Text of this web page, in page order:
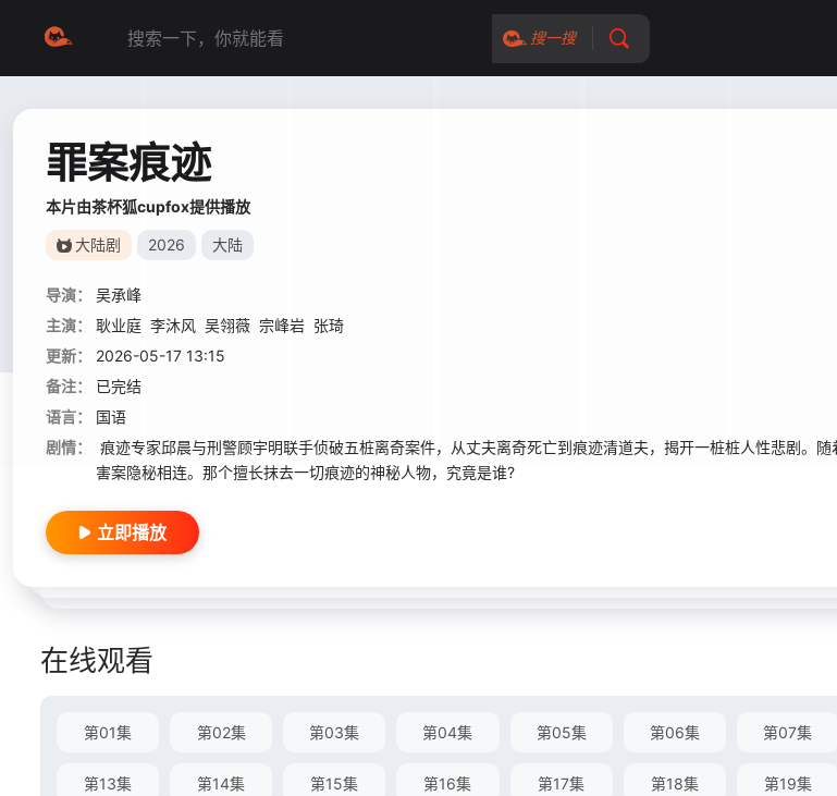
搜一搜
罪案痕迹
本片由茶杯狐cupfox提供播放
大陆剧 2026 大陆
导演：
吴承峰
主演：
耿业庭 李沐风 吴翎薇 宗峰岩 张琦
更新：
2026-05-17 13:15
备注：
已完结
语言：
国语
剧情：
痕迹专家邱晨与刑警顾宇明联手侦破五桩离奇案件，从丈夫离奇死亡到痕迹清道夫，揭开一桩桩人性悲剧。
害案隐秘相连。那个擅长抹去一切痕迹的神秘人物，究竟是谁?
立即播放
在线观看
第01集 第02集 第03集 第04集 第05集 第06集 第07集
第13集 第14集 第15集 第16集 第17集 第18集 第19集